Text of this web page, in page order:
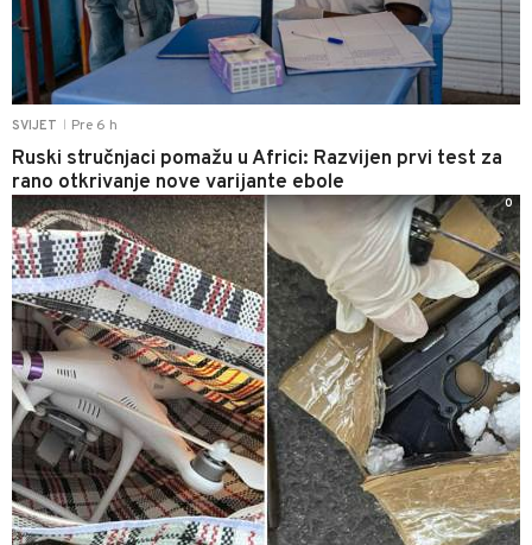
SVIJET Pre 6 h
Ruski stručnjaci pomažu u Africi: Razvijen prvi test za
rano otkrivanje nove varijante ebole
0